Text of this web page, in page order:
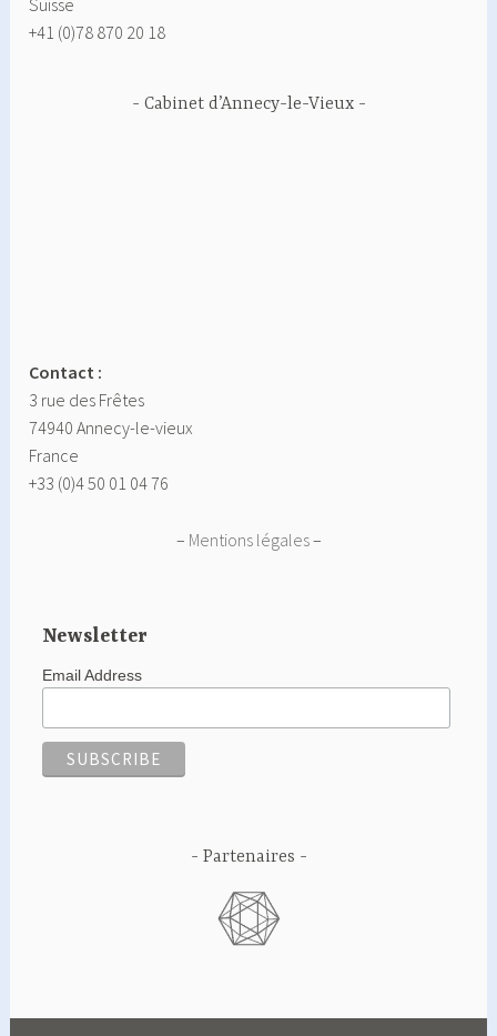
+41 (0)78 870 20 18
Cabinet d’Annecy-le-Vieux
Contact :
3 rue des Frêtes
74940 Annecy-le-vieux
France
+33 (0)4 50 01 04 76
– Mentions légales–
Newsletter
Email Address
Partenaires